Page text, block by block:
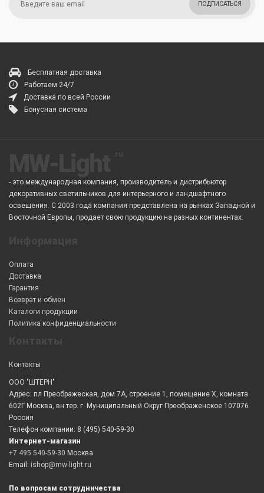
ПОДПИСАТЬСЯ
Бесплатная доставка
Работаем 24/7
Доставка по всей России
Бонусная система
- это международная компания, производитель и дистрибьютор
декоративных светильников для интерьерного и ландшафтного
освещения. С 2003 года компания представлена на рынках Западной и
Восточной Европы, продает свою продукцию на разных континентах.
Оплата
Доставка
Гарантия
Возврат и обмен
Каталоги продукции
Политика конфиденциальности
Контакты
ООО "ШТЕРН"
Адрес: пл Преображеская, дом 7А, строение 1, помещение X, комната
602Г Москва, вн.тер. г. Муниципальный Округ Преображенское 107076
Россия
Телефон компании: 8 (495) 540-59-30
Интернет-магазин
+7 495 540-59-30 Москва
Email: ishop@mw-light.ru
По вопросам сотрудничества